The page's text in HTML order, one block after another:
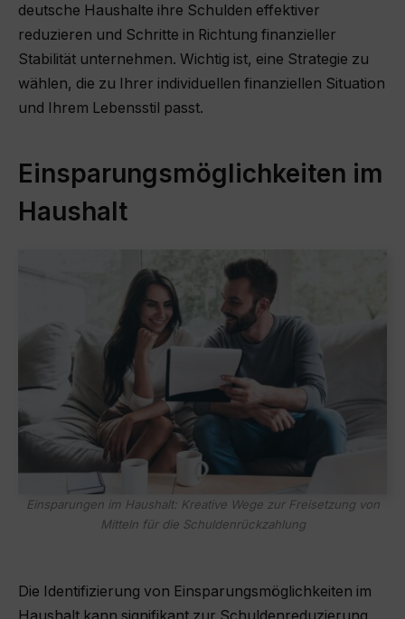
deutsche Haushalte ihre Schulden effektiver
reduzieren und Schritte in Richtung finanzieller
Stabilität unternehmen. Wichtig ist, eine Strategie zu
wählen, die zu Ihrer individuellen finanziellen Situation
und Ihrem Lebensstil passt.
Einsparungsmöglichkeiten im
Haushalt
Einsparungen im Haushalt: Kreative Wege zur Freisetzung von
Mitteln für die Schuldenrückzahlung
Die Identifizierung von Einsparungsmöglichkeiten im